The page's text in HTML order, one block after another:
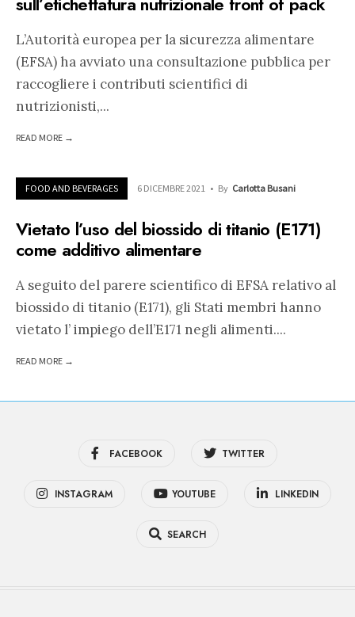
L’Autorità europea per la sicurezza alimentare
(EFSA) ha avviato una consultazione pubblica per
raccogliere i contributi scientifici di
nutrizionisti,...
READ MORE →
FOOD AND BEVERAGES 6 DICEMBRE 2021 • By Carlotta Busani
Vietato l’uso del biossido di titanio (E171)
come additivo alimentare
A seguito del parere scientifico di EFSA relativo al
biossido di titanio (E171), gli Stati membri hanno
vietato l’ impiego dell’E171 negli alimenti....
READ MORE →
FACEBOOK TWITTER
INSTAGRAM YOUTUBE LINKEDIN
SEARCH